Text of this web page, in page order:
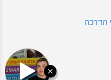
הדרכה